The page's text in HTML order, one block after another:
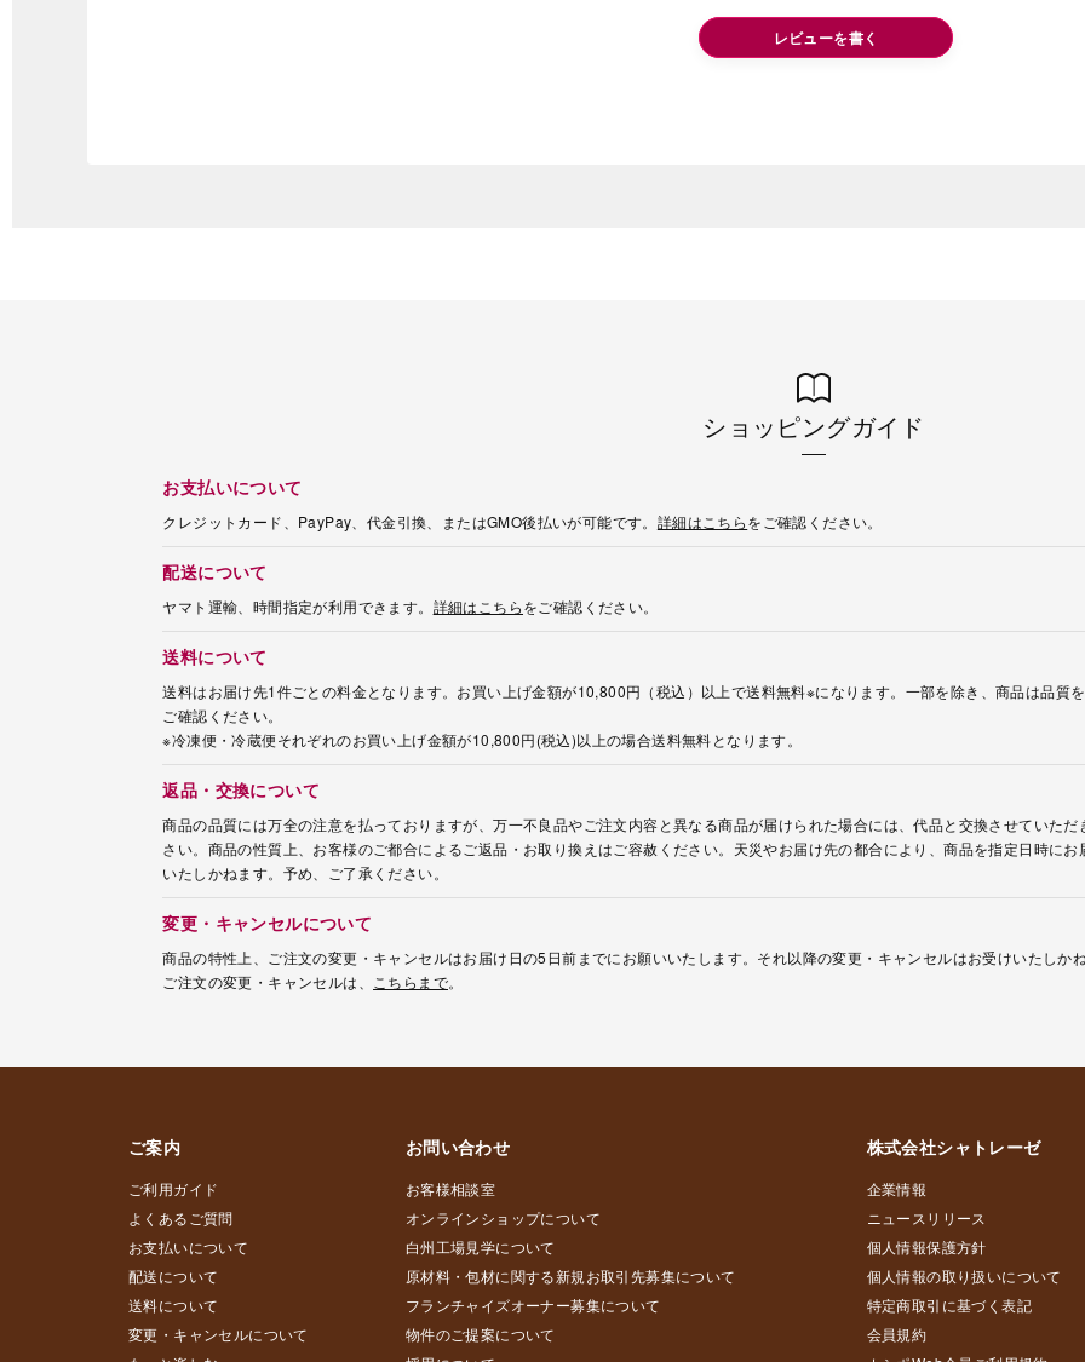
レビューを書く
ショッピングガイド
お支払いについて
クレジットカード、PayPay、代金引換、またはGMO後払いが可能です。 詳細はこちらをご確認ください。
配送について
ヤマト運輸、時間指定が利用できます。 詳細はこちらをご確認ください。
送料について
送料はお届け先1件ごとの料金となります。お買い上げ金額が10,800円（税込）以上で送料無料※になります。一部を除き、商品は品質
ご確認ください。
※冷凍便・冷蔵便それぞれのお買い上げ金額が10,800円(税込)以上の場合送料無料となります。
返品・交換について
商品の品質には万全の注意を払っておりますが、万一不良品やご注文内容と異なる商品が届けられた場合には、代品と交換させていた
さい。商品の性質上、お客様のご都合によるご返品・お取り換えはご容赦ください。天災やお届け先の都合により、商品を指定日時に
いたしかねます。予め、ご了承ください。
変更・キャンセルについて
商品の特性上、ご注文の変更・キャンセルはお届け日の5日前までにお願いいたします。それ以降の変更・キャンセルはお受けいたしか
ご注文の変更・キャンセルは、
こちらまで。
ご案内
ご利用ガイド
よくあるご質問
お支払いについて
配送について
送料について
変更・キャンセルについて
お問い合わせ
お客様相談室
オンラインショップについて
白州工場見学について
原材料・包材に関する新規お取引先募集について
フランチャイズオーナー募集について
物件のご提案について
株式会社シャトレーゼ
企業情報
ニュースリリース
個人情報保護方針
個人情報の取り扱いについて
特定商取引に基づく表記
会員規約